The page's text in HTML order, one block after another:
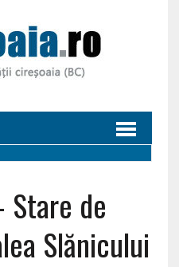
Stare de
Slănicului